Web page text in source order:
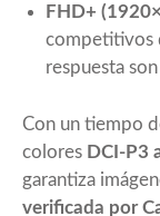
FHD+
competitivos
respuesta
Con un tiempo
colores DCI-P3
garantiza
verificada por